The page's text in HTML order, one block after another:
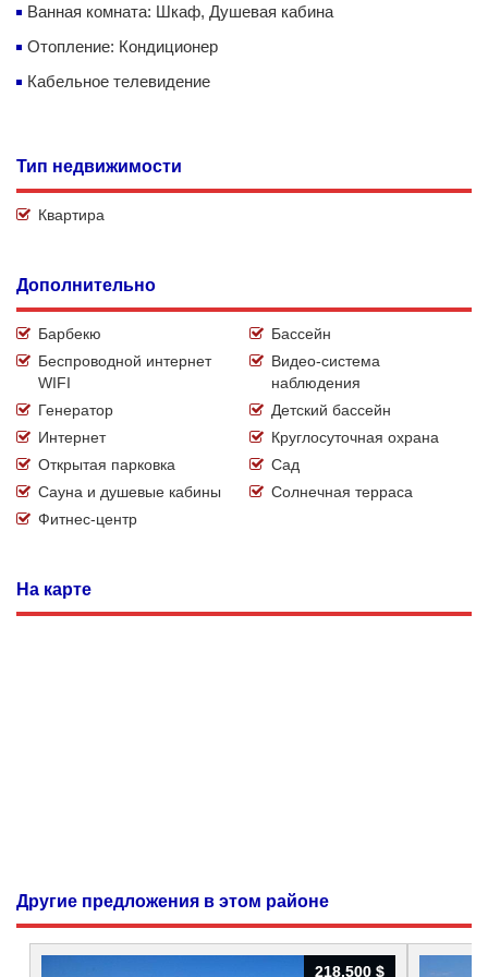
Ванная комната: Шкаф, Душевая кабина
Отопление: Кондиционер
Кабельное телевидение
Тип недвижимости
Квартира
Дополнительно
Барбекю
Бассейн
Беспроводной интернет
WIFI
Видео-система
наблюдения
Генератор
Детский бассейн
Интернет
Круглосуточная охрана
Открытая парковка
Сад
Сауна и душевые кабины
Солнечная терраса
Фитнес-центр
На карте
Другие предложения в этом районе
218.500 $
218.500 $